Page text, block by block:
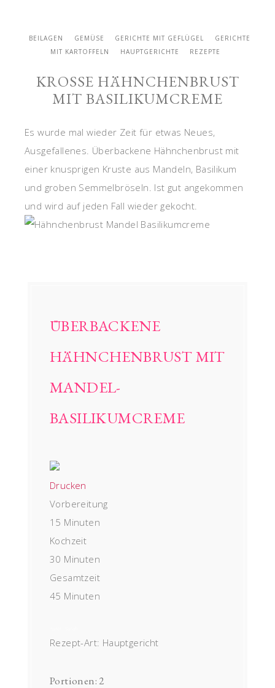
BEILAGEN GEMÜSE GERICHTE MIT GEFLÜGEL
GERICHTE
MIT KARTOFFELN
HAUPTGERICHTE REZEPTE
KROSSE HÄHNCHENBRUST
MIT BASILIKUMCREME
Es wurde mal wieder Zeit für etwas Neues,
Ausgefallenes. Überbackene Hähnchenbrust mit
einer knusprigen Kruste aus Mandeln, Basilikum
und groben Semmelbröseln. Ist gut angekommen
und wird auf jeden Fall wieder gekocht.
ÜBERBACKENE
HÄHNCHENBRUST MIT
MANDEL-
BASILIKUMCREME
Drucken
Vorbereitung
15 Minuten
Kochzeit
30 Minuten
Gesamtzeit
45 Minuten
Rezept-Art: Hauptgericht
Portionen: 2